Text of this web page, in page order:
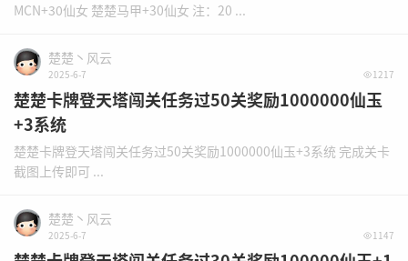
MCN+30仙女 楚楚马甲+30仙女 注：20 ...
楚楚丶风云
2025-6-7 1217
楚楚卡牌登天塔闯关任务过50关奖励1000000仙玉
+3系统
楚楚卡牌登天塔闯关任务过50关奖励1000000仙玉+3系统 完成关卡
截图上传即可 ...
楚楚丶风云
2025-6-7 1147